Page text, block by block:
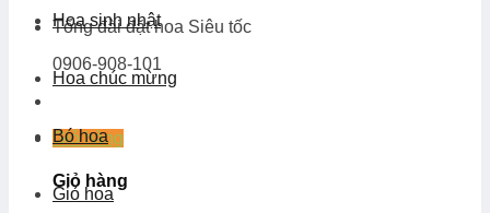
Tổng đài đặt hoa Siêu tốc
0906-908-101
Giỏ hàng
Giỏ hàng
Hoa sinh nhật
Hoa chúc mừng
Bó hoa
Giỏ hoa